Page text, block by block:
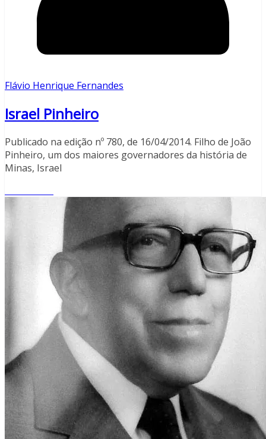
Flávio Henrique Fernandes
Israel Pinheiro
Publicado na edição nº 780, de 16/04/2014. Filho de João
Pinheiro, um dos maiores governadores da história de
Minas, Israel